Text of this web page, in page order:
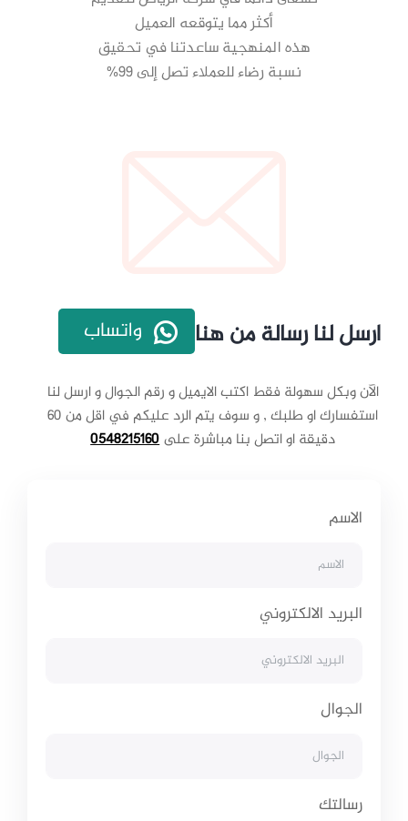
أكثر مما يتوقعه العميل
هذه المنهجية ساعدتنا في تحقيق
نسبة رضاء للعملاء تصل إلى 99%
ارسل لنا رسالة من هنا واتساب
الآن وبكل سهولة فقط اكتب الايميل و رقم الجوال و ارسل لنا
استفسارك او طلبك , و سوف يتم الرد عليكم في اقل من 60
دقيقة او اتصل بنا مباشرة على0548215160
الاسم
البريد الالكتروني
الجوال
رسالتك